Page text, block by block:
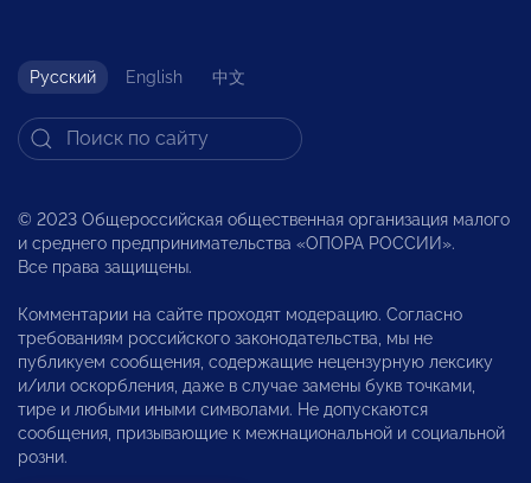
Русский English 中文
© 2023 Общероссийская общественная организация малого
и среднего предпринимательства «ОПОРА РОССИИ».
Все права защищены.
Комментарии на сайте проходят модерацию. Согласно
требованиям российского законодательства, мы не
публикуем сообщения, содержащие нецензурную лексику
и/или оскорбления, даже в случае замены букв точками,
тире и любыми иными символами. Не допускаются
сообщения, призывающие к межнациональной и социальной
розни.